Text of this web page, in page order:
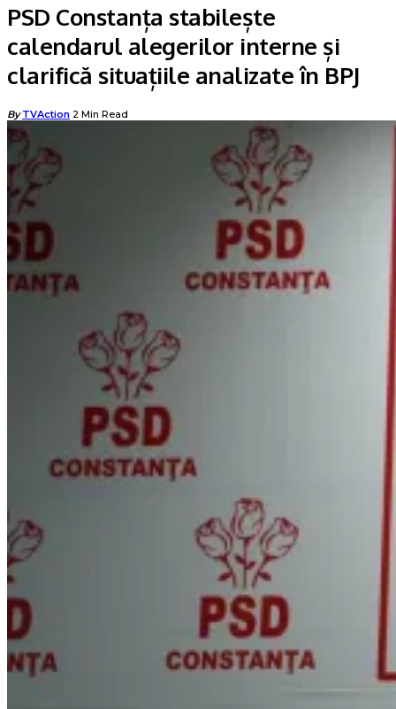
PSD Constanța stabilește
calendarul alegerilor interne și
clarifică situațiile analizate în BPJ
Posted
by
ByTVAction 2 Min Read